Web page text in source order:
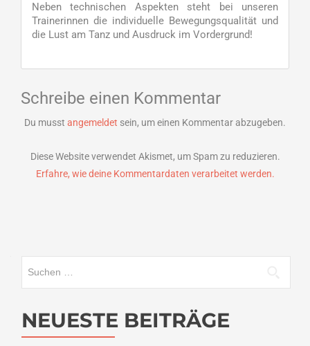
Neben technischen Aspekten steht bei unseren
Trainerinnen die individuelle Bewegungsqualität und
die Lust am Tanz und Ausdruck im Vordergrund!
Schreibe einen Kommentar
Du musst angemeldet sein, um einen Kommentar abzugeben.
Diese Website verwendet Akismet, um Spam zu reduzieren.
Erfahre, wie deine Kommentardaten verarbeitet werden.
NEUESTE BEITRÄGE